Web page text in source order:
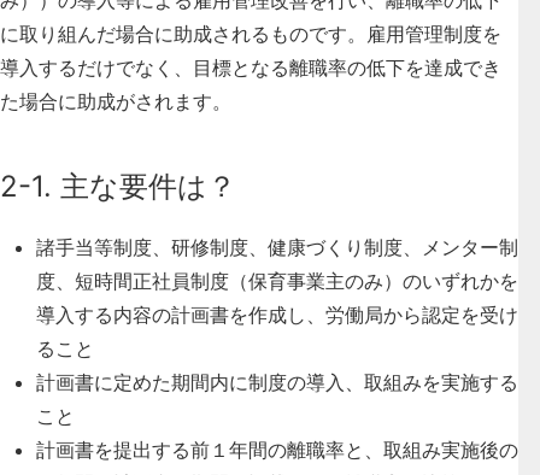
に取り組んだ場合に助成されるものです。雇用管理制度を
導入するだけでなく、目標となる離職率の低下を達成でき
た場合に助成がされます。
2-1. 主な要件は？
諸手当等制度、研修制度、健康づくり制度、メンター制
度、短時間正社員制度（保育事業主のみ）のいずれかを
導入する内容の計画書を作成し、労働局から認定を受け
ること
計画書に定めた期間内に制度の導入、取組みを実施する
こと
計画書を提出する前１年間の離職率と、取組み実施後の